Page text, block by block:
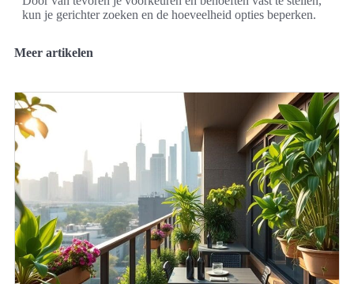
kun je gerichter zoeken en de hoeveelheid opties beperken.
Meer artikelen